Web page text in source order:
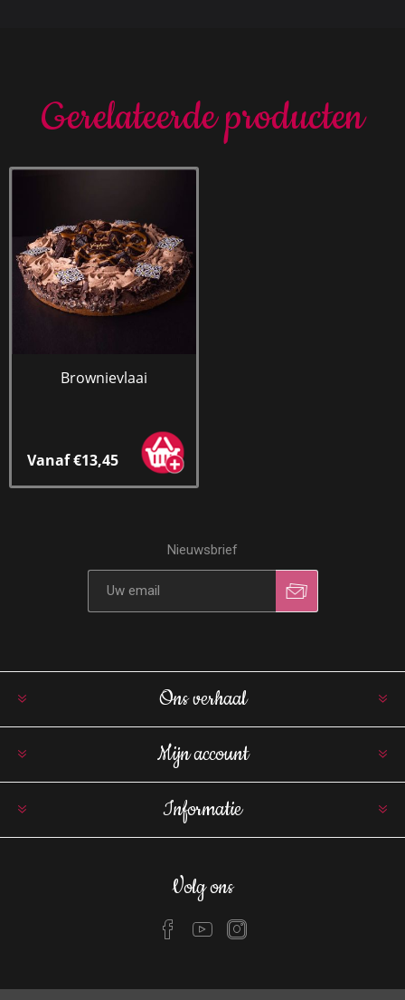
Gerelateerde producten
Brownievlaai
Vanaf €13,45
Nieuwsbrief
Ons verhaal
Mijn account
Informatie
Volg ons